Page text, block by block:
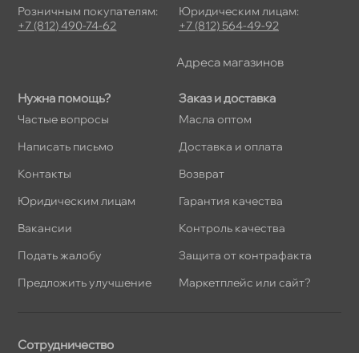
Нужна помощь?
Частые вопросы
Написать письмо
Контакты
Юридическим лицам
акансии
Подать жалобу
Предложить улучшение
Заказ и доставка
Масла оптом
Доставка и оплата
озврат
Гарантия качества
Контроль качества
Защита от контрафакта
Маркетплейс или сайт?
Сотрудничество
Розничным покупателям:
+7 (812) 490-74-62
Юридическим лицам:
+7 (812) 564-49-92
Адреса магазино